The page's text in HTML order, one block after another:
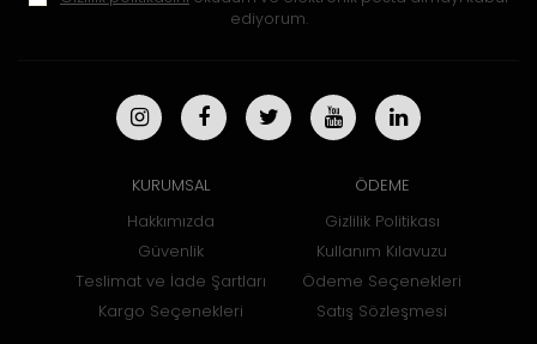
ediyorum.
KURUMSAL
Hakkımızda
Güvenlik
Teslimat ve İade Şartları
Kargo Seçenekleri
ÖDEME
Gizlilik Politikası
Kullanım Kılavuzu
Ödeme Seçenekleri
Satış Sözleşmesi